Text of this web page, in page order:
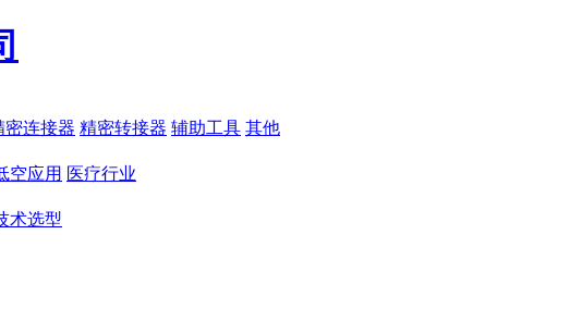
密连接器 精密转接器 辅助工具 其他
空应用 医疗行业
术选型